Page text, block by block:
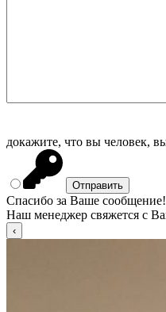
докажите, что вы человек,
Спасибо за Ваше сообщение!
Наш менеджер свяжется с